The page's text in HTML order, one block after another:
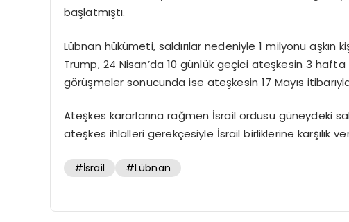
başlatmıştı.
Lübnan hükümeti, saldırılar nedeniyle 1 milyonu aşkın
Trump, 24 Nisan’da 10 günlük geçici ateşkesin 3 hafta
görüşmeler sonucunda ise ateşkesin 17 Mayıs
Ateşkes kararlarına rağmen İsrail ordusu güneydeki
ateşkes ihlalleri gerekçesiyle İsrail birliklerine karşılık
#İsrail #Lübnan